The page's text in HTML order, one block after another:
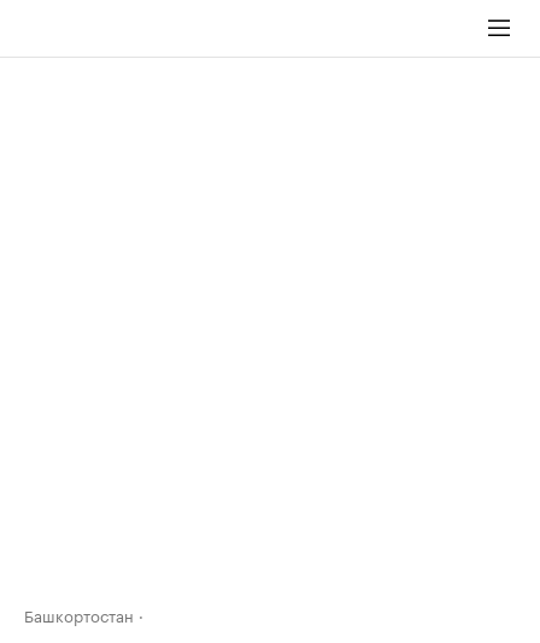
Башкортостан